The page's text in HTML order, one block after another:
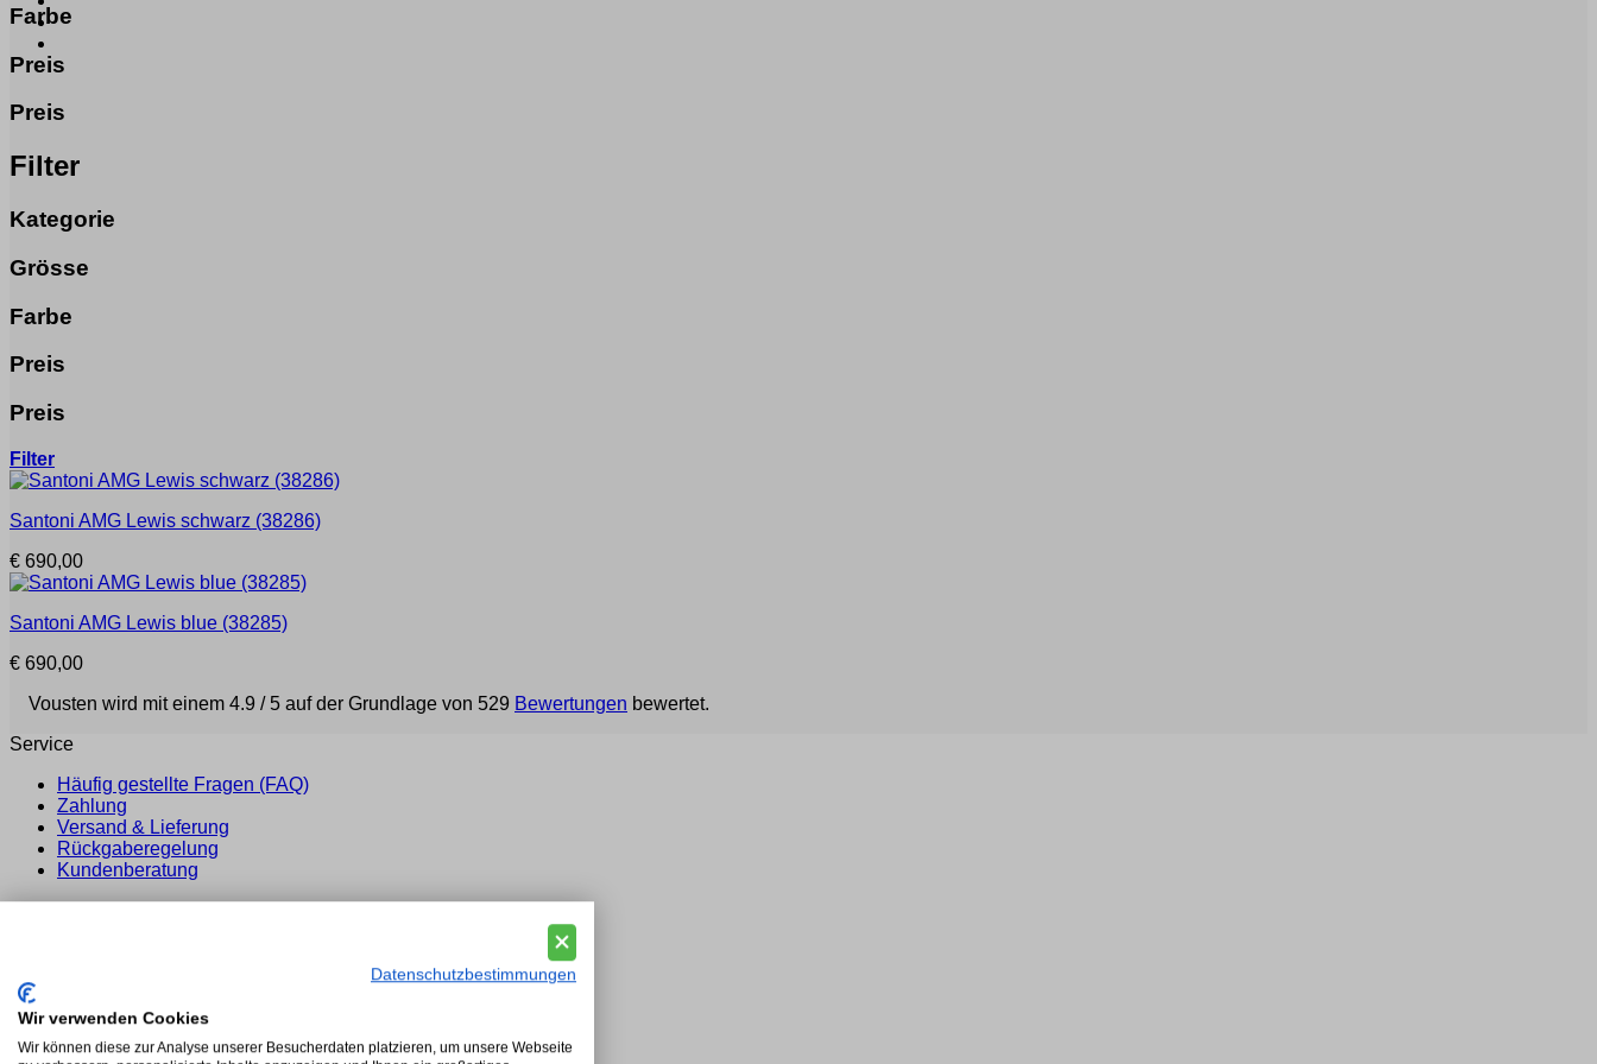
Farbe
Preis
Preis
Filter
Kategorie
Grösse
Farbe
Preis
Preis
Filter
Santoni AMG Lewis schwarz (38286)
€ 690,00
Santoni AMG Lewis blue (38285)
€ 690,00
Vousten wird mit einem 4.9 / 5 auf der Grundlage von 529 Bewertungen bewertet.
Service
Häufig gestellte Fragen (FAQ)
Zahlung
Versand & Lieferung
Rückgaberegelung
Kundenberatung
Über uns
Datenschutzbestimmungen
Wir verwenden Cookies
Wir können diese zur Analyse unserer Besucherdaten platzieren, um unsere Webseite